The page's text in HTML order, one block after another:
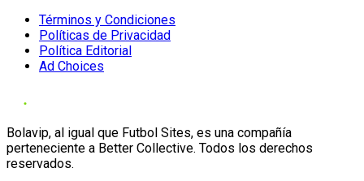
Términos y Condiciones
Políticas de Privacidad
Política Editorial
Ad Choices
Bolavip, al igual que Futbol Sites, es una compañía
perteneciente a Better Collective. Todos los derechos
reservados.